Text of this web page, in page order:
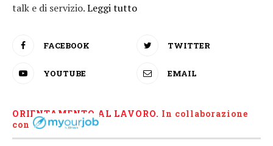
talk e di servizio.Leggi tutto
FACEBOOK TWITTER
YOUTUBE EMAIL
ORIENTAMENTO AL LAVORO. In collaborazione
con